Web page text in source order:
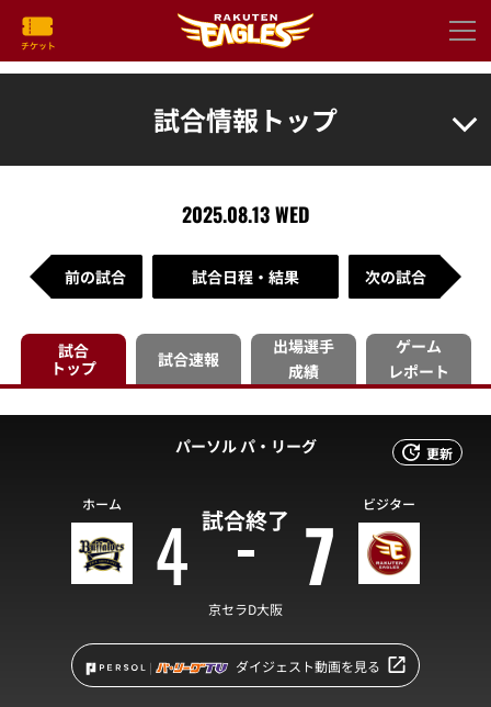
試合情報トップ
2025.08.13 WED
前の試合 試合日程・結果 次の試合
試合
トップ
試合速報
出場選手
成績
ゲーム
レポート
更新
パーソル パ・リーグ
試合終了
ホーム 4 7 ビジター
京セラD大阪
ダイジェスト動画を見る